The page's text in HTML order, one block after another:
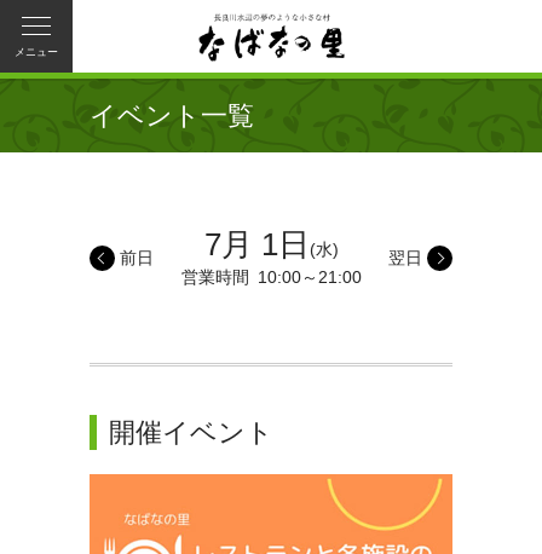
メニュー
イベント一覧
7月 1日 (水)
営業時間
10:00～21:00
前日 翌日
開催イベント